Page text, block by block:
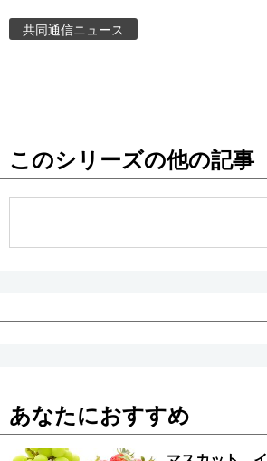
お知らせ
共同通信ニュース
このシリーズの他の記事
あなたにおすすめ